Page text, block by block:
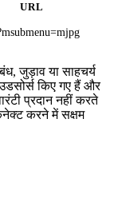
URL
जुड़ाव या साहचर्य
किए गए हैं और
प्रदान नहीं करते
करने में सक्षम